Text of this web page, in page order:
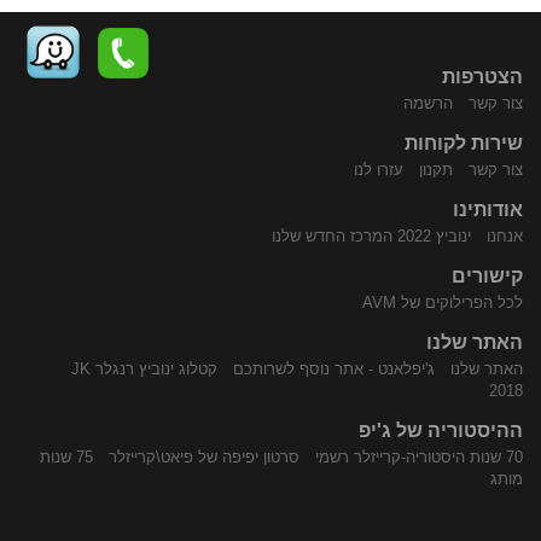
הצטרפות
צור קשר הרשמה
שירות לקוחות
צור קשר תקנון עזרו לנו
אודותינו
אנחנו ינוביץ 2022 המרכז החדש שלנו
קישורים
לכל הפרילוקים של AVM
האתר שלנו
האתר שלנו ג'יפלאנט - אתר נוסף לשרותכם
קטלוג ינוביץ רנגלר JK
2018
ההיסטוריה של ג'יפ
70 שנות היסטוריה-קרייזלר רשמי סרטון יפיפה של פיאט\קרייזלר
75 שנות
מותג